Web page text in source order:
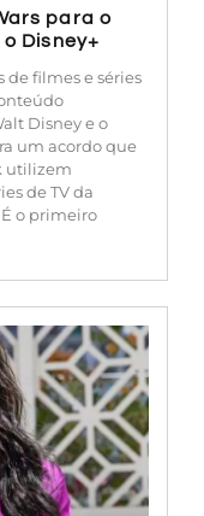
para o
Disney+
de filmes e séries
Disney e o
um acordo que
utilizem
de TV da
o primeiro